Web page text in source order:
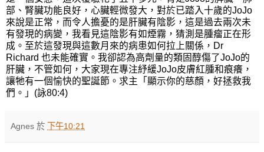
部、腎臟功能良好，心臟輕微發大，對於已踏入十歲的JoJo
來說是正常，而令人擔憂的是肝臟有陰影，這是過去兩次未
有發現的病變，我看見這陰影有如煙霧，猜測是腫瘤正在形
成。至於這發現與這數月來的病患如何拉上關係，Dr
Richard 也未能確實。我卻認為高劑量的類固醇傷了JoJo的
肝臟，不管如何，大家現在專注紓緩JoJo皮膚紅腫和痕癢，
讓牠有一個愉快的聖誕節。求主「顯示你的慈顏，好拯救我
們。」(詠80:4)
Agnes 於 下午10:21